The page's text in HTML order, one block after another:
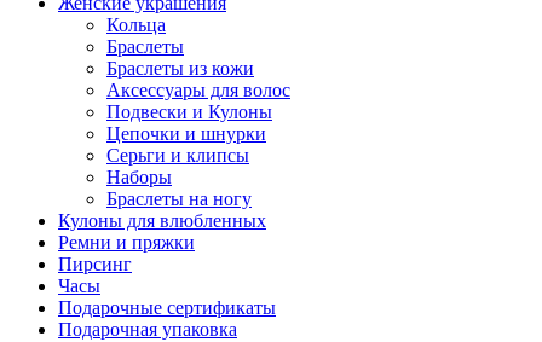
Кольца
Браслеты
Браслеты из кожи
Аксессуары для волос
Подвески и Кулоны
Цепочки и шнурки
Серьги и клипсы
Наборы
Браслеты на ногу
Кулоны для влюбленных
Ремни и пряжки
Пирсинг
Часы
Подарочные сертификаты
Подарочная упаковка